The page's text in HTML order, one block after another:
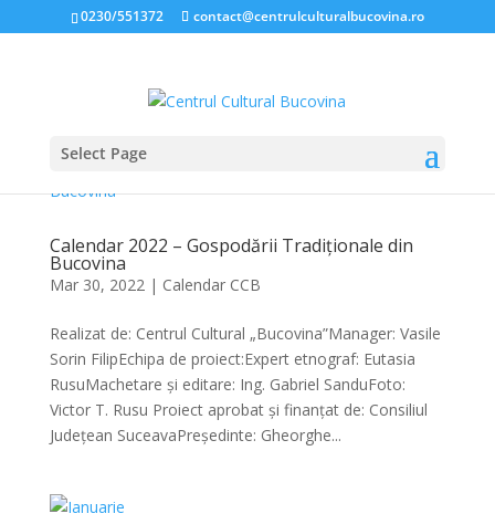
0230/551372 contact@centrulculturalbucovina.ro
Select Page
Calendar 2022 – Gospodării Tradiționale din
Bucovina
Mar 30, 2022| Calendar CCB
Realizat de: Centrul Cultural „Bucovina”Manager: Vasile
Sorin FilipEchipa de proiect:Expert etnograf: Eutasia
RusuMachetare și editare: Ing. Gabriel SanduFoto:
Victor T. Rusu Proiect aprobat și finanțat de: Consiliul
Județean SuceavaPreședinte: Gheorghe...